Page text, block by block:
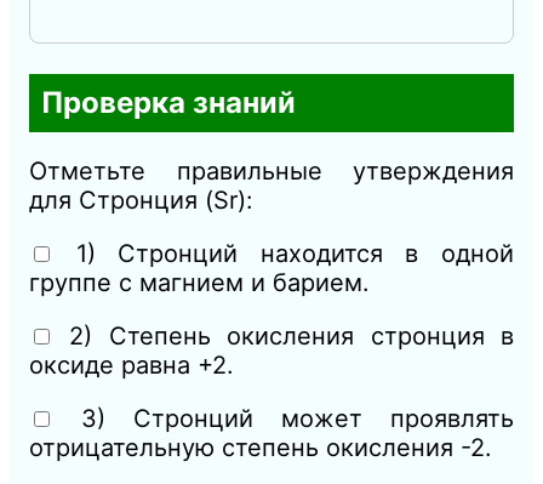
Проверка знаний
Отметьте правильные утверждения
для Стронция (Sr):
1) Стронций находится в одной
группе с магнием и барием.
2) Степень окисления стронция в
оксиде равна +2.
3) Стронций может проявлять
отрицательную степень окисления -2.